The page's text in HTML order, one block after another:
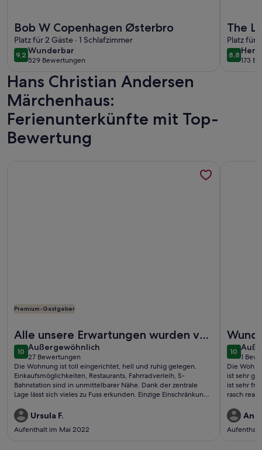
Bob W Copenhagen Østerbro
Platz für 2 Gäste · 1 Schlafzimmer
9,29,2 von 10
Wunderbar
wunderbar
529 Bewertungen
(529
bewertungen)
The
Platz für
8,88,8 von
173
(173
Hans Christian Andersen
Märchenhaus:
Ferienunterkünfte mit Top-
Bewertung
Premium-Gastgeber
Alle unsere Erwartungen wurden voll
erfüllt
1010 von 10
Außergewöhnlich
außergewöhnlich
27 Bewertungen
(27
bewertungen)
Die Wohnung ist toll eingerichtet, hell und ruhig gelegen.
Einkaufsmöglichkeiten, Restaurants, Fahrradverleih, S-
Bahnstation sind in unmittelbarer Nähe. Dank der zentrale
Lage lässt sich vieles zu Fuss erkunden. Einzige Einschränkung:
zufrieden.Ursula F.
Aufenthalt im Mai 2022
1010 von
1
(1
Die
ist sehr
ist sehr
rasch
Aufenthalt